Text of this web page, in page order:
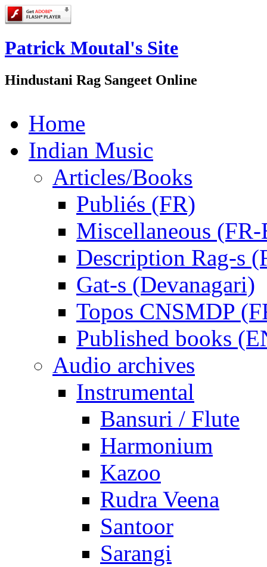
Patrick Moutal's Site
Hindustani Rag Sangeet Online
Home
Indian Music
Articles/Books
Publiés (FR)
Miscellaneous
Description Rag-s
Gat-s (Devanagari)
Topos CNSMDP
Published books
Audio archives
Instrumental
Bansuri / Flute
Harmonium
Kazoo
Rudra Veena
Santoor
Sarangi